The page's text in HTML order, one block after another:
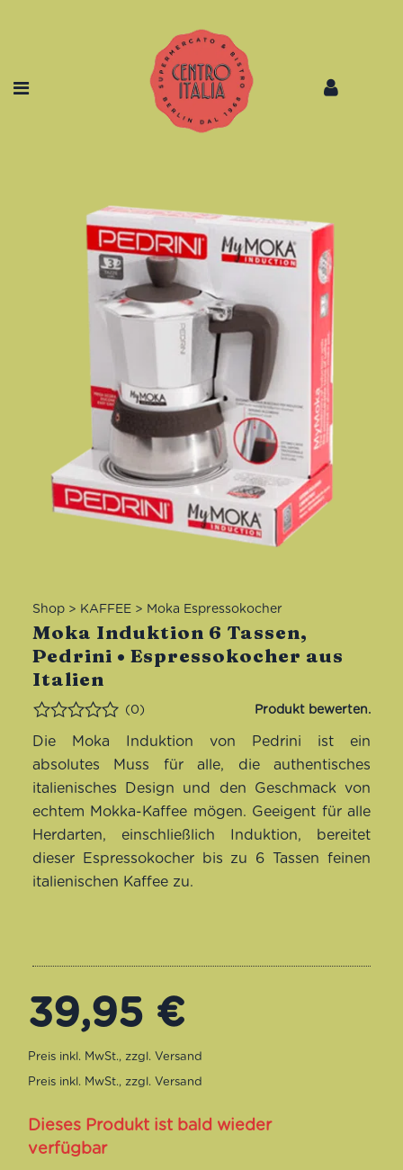
Shop> KAFFEE> Moka Espressokocher
Moka Induktion 6 Tassen,
Pedrini • Espressokocher aus
Italien
Bewertet
(0)
Die Moka Induktion von Pedrini ist ein
absolutes Muss für alle, die authentisches
italienisches Design und den Geschmack von
echtem Mokka-Kaffee mögen. Geeigent für alle
Herdarten, einschließlich Induktion, bereitet
dieser Espressokocher bis zu 6 Tassen feinen
italienischen Kaffee zu.
39,95 €
Dieses Produkt ist bald wieder
verfügbar